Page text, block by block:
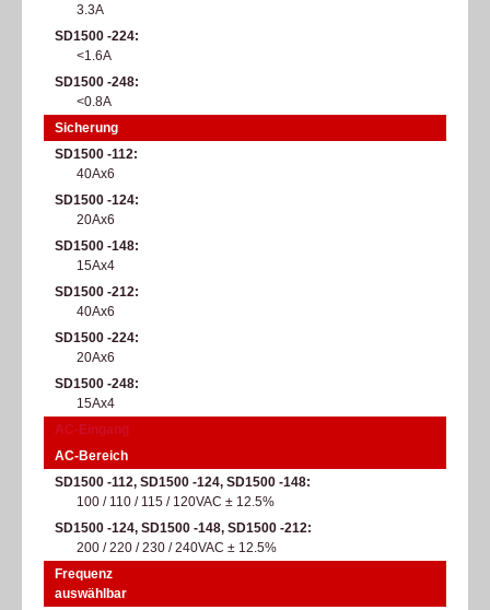
3.3A
SD1500 -224
<1.6A
SD1500 -248
<0.8A
Sicherung
SD1500 -112
40Ax6
SD1500 -124
20Ax6
SD1500 -148
15Ax4
SD1500 -212
40Ax6
SD1500 -224
20Ax6
SD1500 -248
15Ax4
AC-Eingang
AC-Bereich
SD1500 -112, SD1500 -124, SD1500 -148
100 / 110 / 115 / 120VAC ± 12.5%
SD1500 -124, SD1500 -148, SD1500 -212
200 / 220 / 230 / 240VAC ± 12.5%
Frequenz
auswählbar